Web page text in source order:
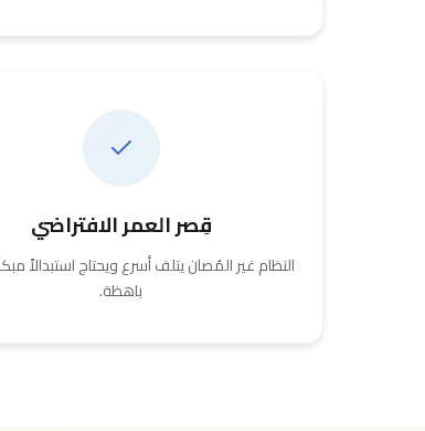
قِصر العمر الافتراضي
النظام غير المُصان يتلف أسرع ويحتاج استبدالاً
باهظة.